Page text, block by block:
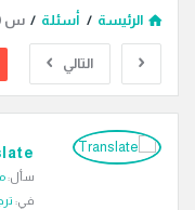
الرئيسة / أسئلة / س 15940
التالي
دليل
الترجمة
سأل:
في: